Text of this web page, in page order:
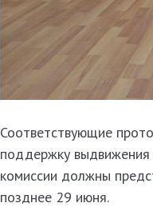
Соответствующие
поддержку выдвижения
комиссии должны
позднее 29 июня.